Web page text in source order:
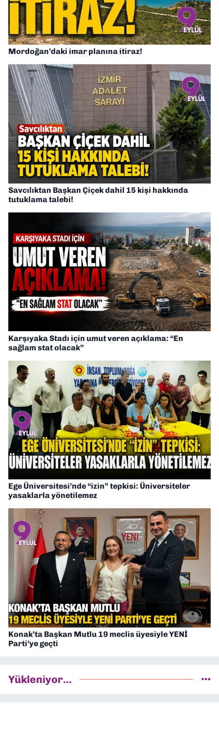
Mordoğan’daki imar planına itiraz!
Savcılıktan Başkan Çiçek dahil 15 kişi hakkında
tutuklama talebi!
Karşıyaka Stadı için umut veren açıklama: “En
sağlam stat olacak”
Ege Üniversitesi’nde “izin” tepkisi: Üniversiteler
yasaklarla yönetilemez
Konak’ta Başkan Mutlu 19 meclis üyesiyle YENİ
Parti’ye geçti
Yükleniyor...